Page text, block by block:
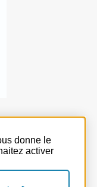
donne le
activer